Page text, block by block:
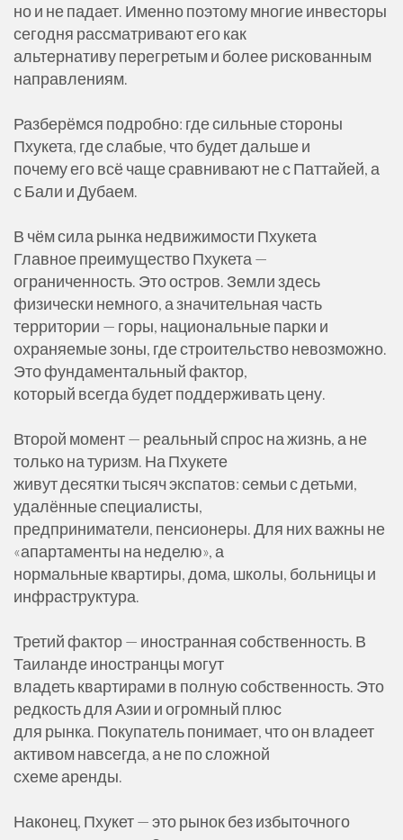
но и не падает. Именно поэтому многие инвесторы
сегодня рассматривают его как
альтернативу перегретым и более рискованным
направлениям.
Разберёмся подробно: где сильные стороны
Пхукета, где слабые, что будет дальше и
почему его всё чаще сравнивают не с Паттайей, а
с Бали и Дубаем.
В чём сила рынка недвижимости Пхукета
Главное преимущество Пхукета —
ограниченность. Это остров. Земли здесь
физически немного, а значительная часть
территории — горы, национальные парки и
охраняемые зоны, где строительство невозможно.
Это фундаментальный фактор,
который всегда будет поддерживать цену.
Второй момент — реальный спрос на жизнь, а не
только на туризм. На Пхукете
живут десятки тысяч экспатов: семьи с детьми,
удалённые специалисты,
предприниматели, пенсионеры. Для них важны не
«апартаменты на неделю», а
нормальные квартиры, дома, школы, больницы и
инфраструктура.
Третий фактор — иностранная собственность. В
Таиланде иностранцы могут
владеть квартирами в полную собственность. Это
редкость для Азии и огромный плюс
для рынка. Покупатель понимает, что он владеет
активом навсегда, а не по сложной
схеме аренды.
Наконец, Пхукет — это рынок без избыточного